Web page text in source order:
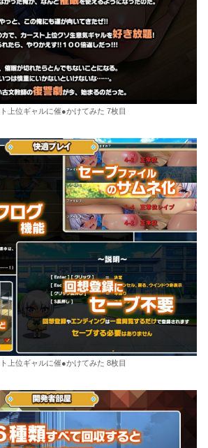
上位ギャルに催●かけてみた 7枚目
上位ギャルに催●かけてみた 8枚目